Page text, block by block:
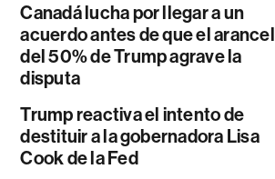
Canadá lucha por llegar a un
acuerdo antes de que el arancel
del 50% de Trump agrave la
disputa
Trump reactiva el intento de
destituir a la gobernadora Lisa
Cook de la Fed